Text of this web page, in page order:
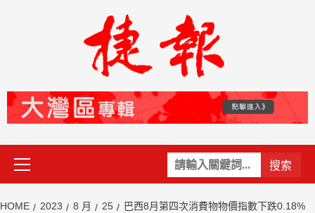
關
鍵
Primary
Menu
HOME 2023 8 月 25 巴西8月第四次消費物物價指數下跌0.18%